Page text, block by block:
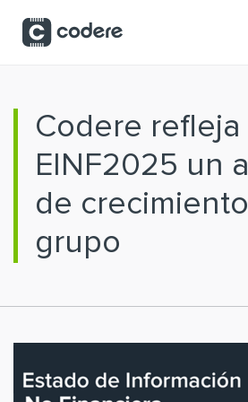
Codere refleja
EINF2025 un
de
grupo